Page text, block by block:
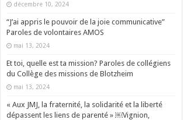
décembre 10, 2024
“J’ai appris le pouvoir de la joie communicative”
Paroles de volontaires AMOS
mai 13, 2024
Et toi, quelle est ta mission? Paroles de collégiens
du Collège des missions de Blotzheim
mai 13, 2024
« Aux JMJ, la fraternité, la solidarité et la liberté
dépassent les liens de parenté » ￼Vignion,